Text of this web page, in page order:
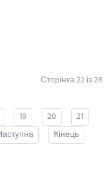
Сторінка 22 із 28
19 20
21
Кінець